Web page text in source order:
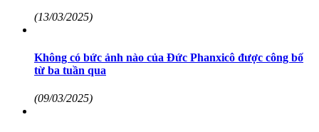
(13/03/2025)
Không có bức ảnh nào của Đức Phanxicô được công bố
từ ba tuần qua
(09/03/2025)